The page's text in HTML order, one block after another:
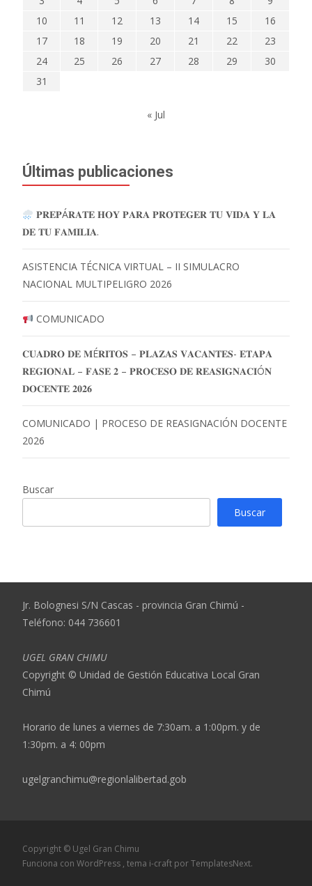
10
11 12 13 14 15
16
17
18 19 20 21 22
23
24
25 26 27 28 29
30
31
« Jul
Últimas publicaciones
𝐏𝐑𝐄𝐏Á𝐑𝐀𝐓𝐄 𝐇𝐎𝐘 𝐏𝐀𝐑𝐀 𝐏𝐑𝐎𝐓𝐄𝐆𝐄𝐑 𝐓𝐔 𝐕𝐈𝐃𝐀 𝐘 𝐋𝐀
𝐃𝐄 𝐓𝐔 𝐅𝐀𝐌𝐈𝐋𝐈𝐀.
ASISTENCIA TÉCNICA VIRTUAL – II SIMULACRO
NACIONAL MULTIPELIGRO 2026
COMUNICADO
𝐂𝐔𝐀𝐃𝐑𝐎 𝐃𝐄 𝐌É𝐑𝐈𝐓𝐎𝐒 – 𝐏𝐋𝐀𝐙𝐀𝐒 𝐕𝐀𝐂𝐀𝐍𝐓𝐄𝐒- 𝐄𝐓𝐀𝐏𝐀
𝐑𝐄𝐆𝐈𝐎𝐍𝐀𝐋 – 𝐅𝐀𝐒𝐄 𝟐 – 𝐏𝐑𝐎𝐂𝐄𝐒𝐎 𝐃𝐄 𝐑𝐄𝐀𝐒𝐈𝐆𝐍𝐀𝐂𝐈Ó𝐍
𝐃𝐎𝐂𝐄𝐍𝐓𝐄 𝟐𝟎𝟐𝟔
COMUNICADO | PROCESO DE REASIGNACIÓN DOCENTE
2026
Buscar
Buscar
Jr. Bolognesi S/N Cascas - provincia Gran Chimú -
Teléfono: 044 736601
UGEL GRAN CHIMU
Copyright © Unidad de Gestión Educativa Local Gran
Chimú
Horario de lunes a viernes de 7:30am. a 1:00pm. y de
1:30pm. a 4: 00pm
ugelgranchimu@regionlalibertad.gob
Copyright © Ugel Gran Chimu
Funciona con WordPress , tema i-craft por TemplatesNext.